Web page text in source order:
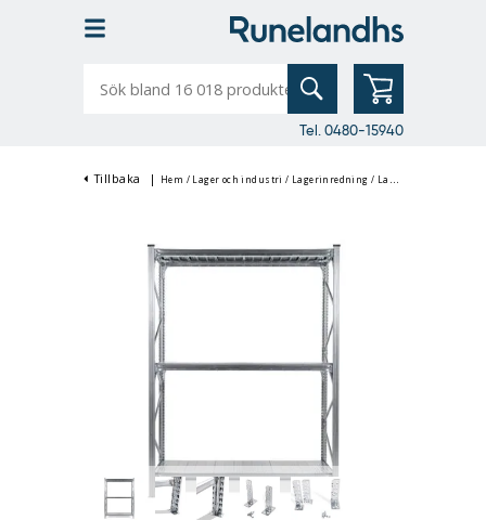
bland
Tel. 0480-15940
Tillbaka | Hem / Lager och industri / Lagerinredning / Lagerhyllor & Hyllställ